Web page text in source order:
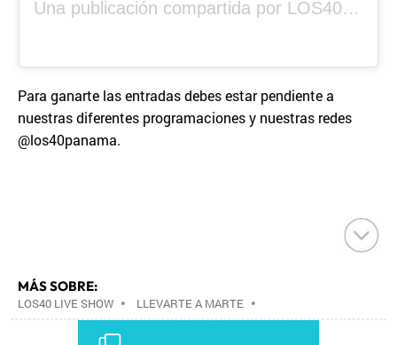
Una publicación compartida por LOS40 Panamá (@los40panama)
Para ganarte las entradas debes estar pendiente a
nuestras diferentes programaciones y nuestras redes
@los40panama.
MÁS SOBRE:
LOS40 LIVE SHOW • LLEVARTE A MARTE •
CONCIERTOS•LOS40•GRUPOS MÚSICA•